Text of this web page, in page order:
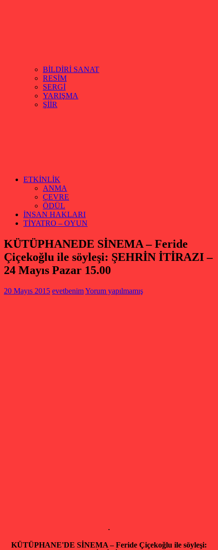
BİLDİRİ SANAT
RESİM
SERGİ
YARIŞMA
ŞİİR
ETKİNLİK
ANMA
ÇEVRE
ÖDÜL
İNSAN HAKLARI
TİYATRO – OYUN
KÜTÜPHANEDE SİNEMA – Feride
Çiçekoğlu ile söyleşi: ŞEHRİN İTİRAZI –
24 Mayıs Pazar 15.00
20 Mayıs 2015 evetbenimYorum yapılmamış
KÜTÜPHANE'DE SİNEMA – Feride Çiçekoğlu ile söyleşi: